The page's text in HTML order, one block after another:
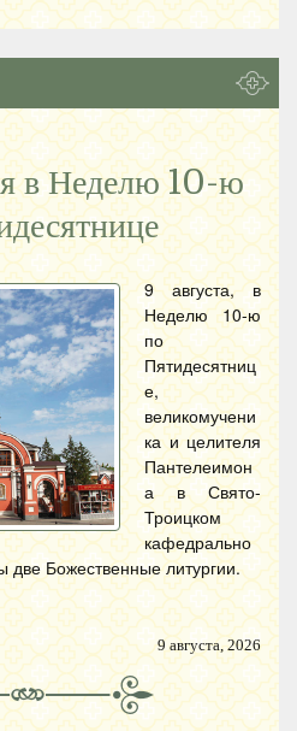
в Неделю 10-ю
9 августа, в
Неделю 10-ю
по
Пятидесятниц
е,
великомучени
ка и целителя
Пантелеимон
а в Свято-
Троицком
кафедрально
Божественные литургии.
9 августа, 2026